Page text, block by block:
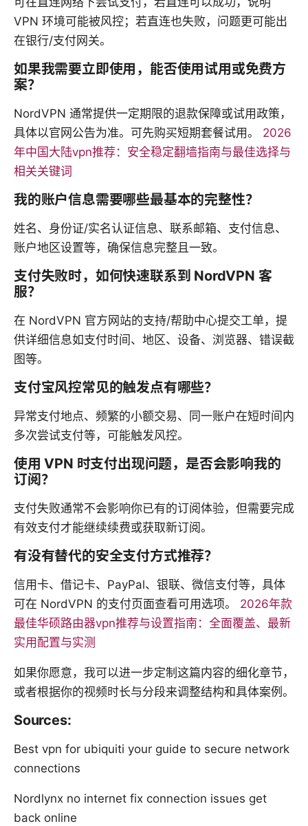
VPN 环境可能被风控；若直连也失败，问题更可能出
在银行/支付网关。
如果我需要立即使用，能否使用试用或免费方
案？
NordVPN 通常提供一定期限的退款保障或试用政策，
具体以官网公告为准。可先购买短期套餐试用。 2026
年中国大陆vpn推荐：安全稳定翻墙指南与最佳选择与
相关关键词
我的账户信息需要哪些最基本的完整性？
姓名、身份证/实名认证信息、联系邮箱、支付信息、
账户地区设置等，确保信息完整且一致。
支付失败时，如何快速联系到 NordVPN 客
服？
在 NordVPN 官方网站的支持/帮助中心提交工单，提
供详细信息如支付时间、地区、设备、浏览器、错误截
图等。
支付宝风控常见的触发点有哪些？
异常支付地点、频繁的小额交易、同一账户在短时间内
多次尝试支付等，可能触发风控。
使用 VPN 时支付出现问题，是否会影响我的
订阅？
支付失败通常不会影响你已有的订阅体验，但需要完成
有效支付才能继续续费或获取新订阅。
有没有替代的安全支付方式推荐？
信用卡、借记卡、PayPal、银联、微信支付等，具体
可在 NordVPN 的支付页面查看可用选项。 2026年款
最佳华硕路由器vpn推荐与设置指南：全面覆盖、最新
实用配置与实测
如果你愿意，我可以进一步定制这篇内容的细化章节，
或者根据你的视频时长与分段来调整结构和具体案例。
Sources:
Best vpn for ubiquiti your guide to secure network
connections
Nordlynx no internet fix connection issues get
back online